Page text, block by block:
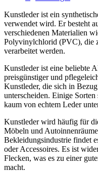
Kunstleder ist ein
verwendet wird. Er besteht
verschiedenen Materialien
Polyvinylchlorid (PVC), die
verarbeitet werden.
Kunstleder ist eine beliebte
preisgünstiger und
Kunstleder, die sich in
unterscheiden. Einige Sorten
kaum von echtem Leder
Kunstleder wird häufig für
Möbeln und
Bekleidungsindustrie findet
oder Accessoires. Es ist
Flecken, was es zu einer
macht.